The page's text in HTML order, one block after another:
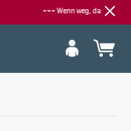
+++ Wenn weg, dann weg - Alle